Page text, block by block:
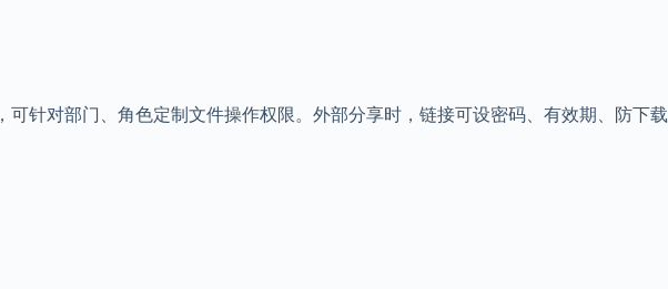
，可针对部门、角色定制文件操作权限。外部分享时，链接可设密码、有效期、防下载